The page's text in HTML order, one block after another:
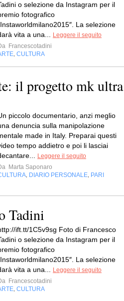
o selezione da Instagram per il
fotografico
La selezione
vita a una...
Leggere il seguito
Francescotadini
CULTURA
il progetto mk ultra
piccolo documentario, anzi meglio
denuncia sulla manipolazione
made in Italy. Preparai questi
tempo addietro e poi li lasciai
Leggere il seguito
Marta Saponaro
DIARIO PERSONALE PARI
Tadini
ift.tt/1C5v9sg Foto di Francesco
o selezione da Instagram per il
fotografico
La selezione
vita a una...
Leggere il seguito
Francescotadini
CULTURA